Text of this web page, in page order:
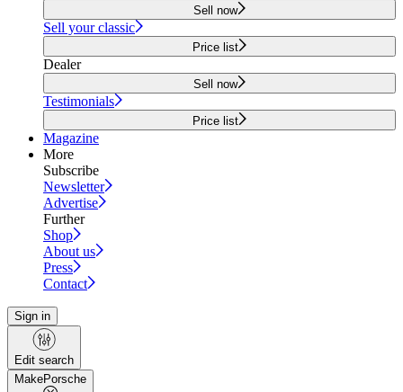
Sell now
Sell your classic
Price list
Dealer
Sell now
Testimonials
Price list
Magazine
More
Subscribe
Newsletter
Advertise
Further
Shop
About us
Press
Contact
Sign in
Edit search
MakePorsche